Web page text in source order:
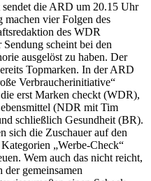
die ARD um 20.15 Uhr
vier Folgen des
des WDR
scheint bei den
ausgelöst zu haben. Der
Topmarken. In der ARD
Verbraucherinitiative“
erst Marken checkt (WDR),
(NDR mit Tim
schließlich Gesundheit (BR).
sich die Zuschauer auf den
„Werbe-Check“
Wem auch das nicht reicht,
gemeinsamen